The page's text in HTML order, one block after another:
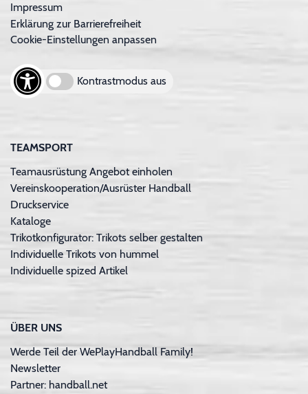
Impressum
Erklärung zur Barrierefreiheit
Cookie-Einstellungen anpassen
Kontrastmodus aus
TEAMSPORT
Teamausrüstung Angebot einholen
Vereinskooperation/Ausrüster Handball
Druckservice
Kataloge
Trikotkonfigurator: Trikots selber gestalten
Individuelle Trikots von hummel
Individuelle spized Artikel
ÜBER UNS
Werde Teil der WePlayHandball Family!
Newsletter
Partner: handball.net